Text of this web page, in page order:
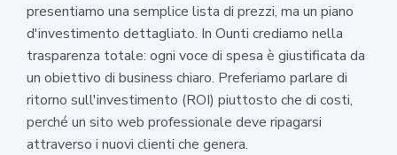
presentiamo una semplice lista di prezzi, ma un piano
d'investimento dettagliato. In Ounti crediamo nella
trasparenza totale: ogni voce di spesa è giustificata da
un obiettivo di business chiaro. Preferiamo parlare di
ritorno sull'investimento (ROI) piuttosto che di costi,
perché un sito web professionale deve ripagarsi
attraverso i nuovi clienti che genera.